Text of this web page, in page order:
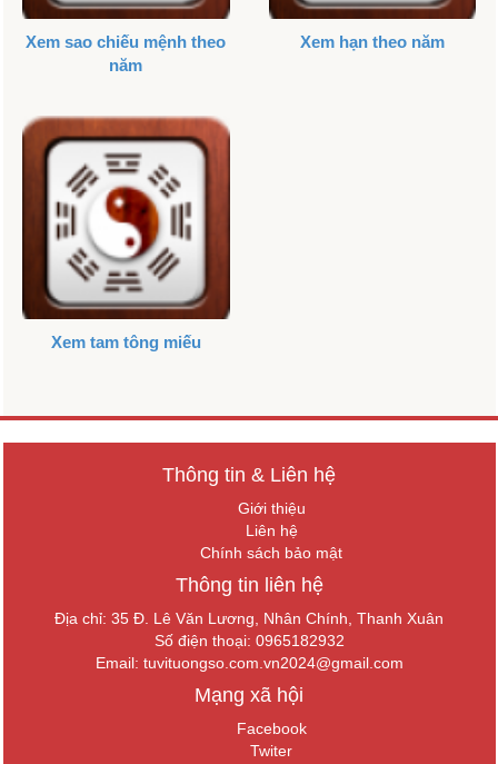
Xem sao chiếu mệnh theo
năm
Xem hạn theo năm
Xem tam tông miếu
Thông tin & Liên hệ
Giới thiệu
Liên hệ
Chính sách bảo mật
Thông tin liên hệ
Địa chỉ: 35 Đ. Lê Văn Lương, Nhân Chính, Thanh Xuân
Số điện thoại: 0965182932
Email: tuvituongso.com.vn2024@gmail.com
Mạng xã hội
Facebook
Twiter